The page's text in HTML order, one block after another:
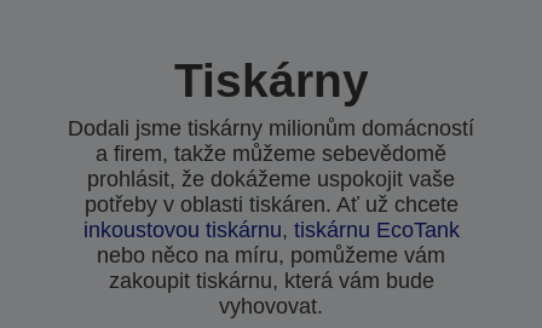
Tiskárny
Dodali jsme tiskárny milionům domácností
a firem, takže můžeme sebevědomě
prohlásit, že dokážeme uspokojit vaše
potřeby v oblasti tiskáren. Ať už chcete
inkoustovou tiskárnu, tiskárnu EcoTank
nebo něco na míru, pomůžeme vám
zakoupit tiskárnu, která vám bude
vyhovovat.